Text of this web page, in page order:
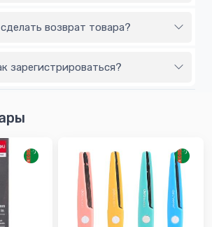
возврат товара?
зарегистрироваться?